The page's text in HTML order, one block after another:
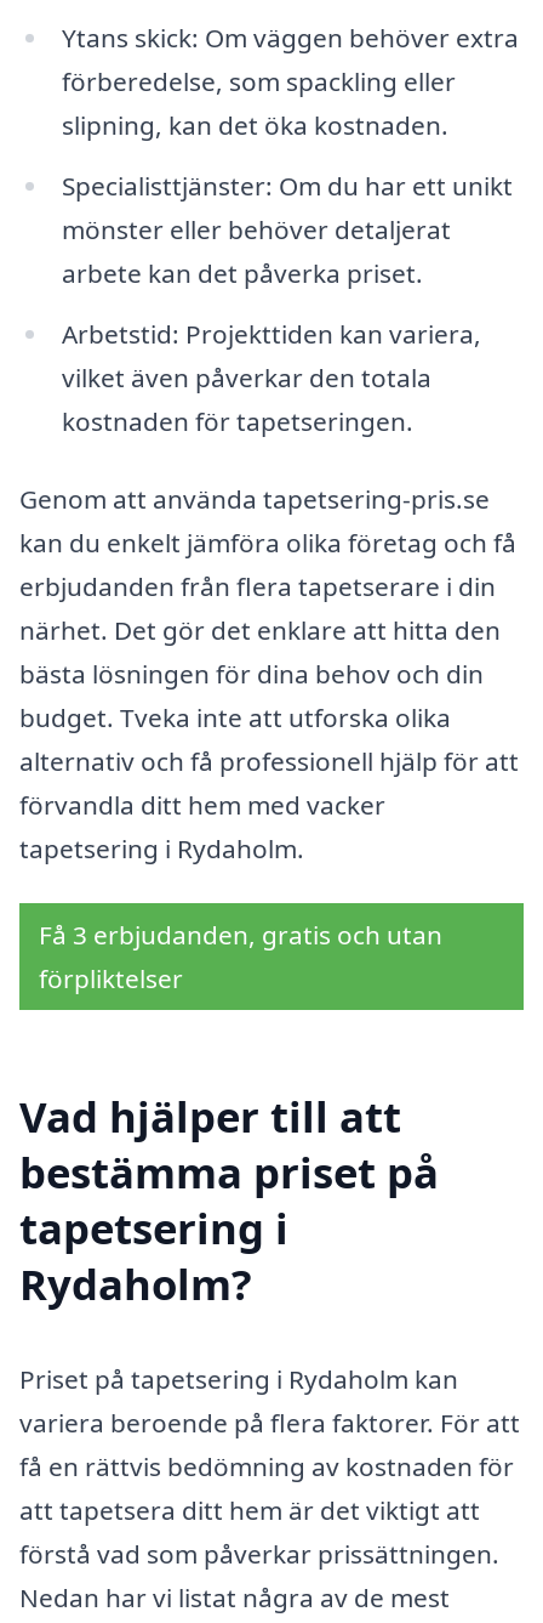
Ytans skick: Om väggen behöver extra
förberedelse, som spackling eller
slipning, kan det öka kostnaden.
Specialisttjänster: Om du har ett unikt
mönster eller behöver detaljerat
arbete kan det påverka priset.
Arbetstid: Projekttiden kan variera,
vilket även påverkar den totala
kostnaden för tapetseringen.
Genom att använda tapetsering-pris.se
kan du enkelt jämföra olika företag och få
erbjudanden från flera tapetserare i din
närhet. Det gör det enklare att hitta den
bästa lösningen för dina behov och din
budget. Tveka inte att utforska olika
alternativ och få professionell hjälp för att
förvandla ditt hem med vacker
tapetsering i Rydaholm.
Få 3 erbjudanden, gratis och utan
förpliktelser
Vad hjälper till att
bestämma priset på
tapetsering i
Rydaholm?
Priset på tapetsering i Rydaholm kan
variera beroende på flera faktorer. För att
få en rättvis bedömning av kostnaden för
att tapetsera ditt hem är det viktigt att
förstå vad som påverkar prissättningen.
Nedan har vi listat några av de mest